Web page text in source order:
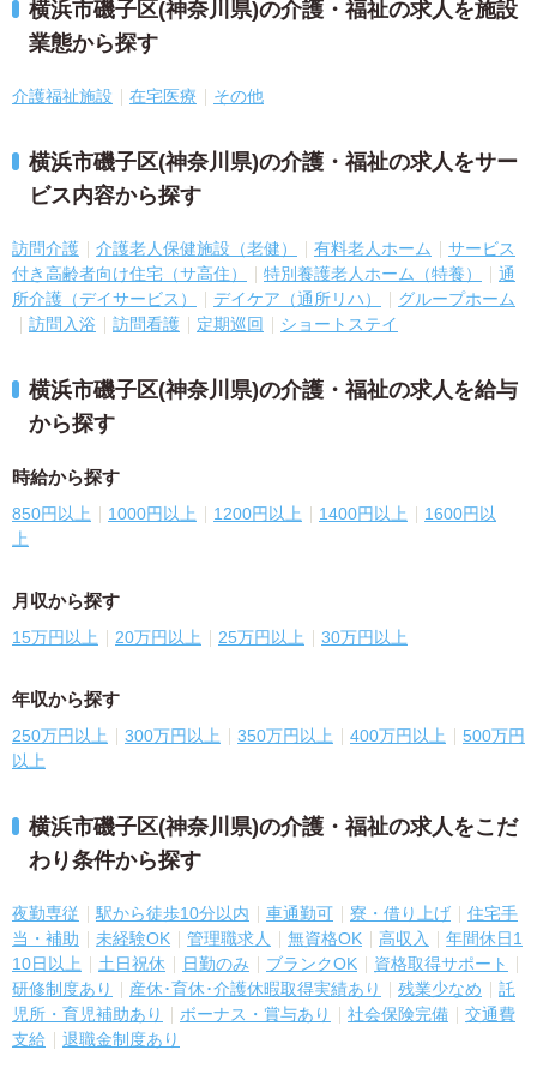
横浜市磯子区(神奈川県)の介護・福祉の求人を施設
業態から探す
介護福祉施設 在宅医療 その他
横浜市磯子区(神奈川県)の介護・福祉の求人をサー
ビス内容から探す
訪問介護 介護老人保健施設（老健） 有料老人ホーム
サービス
付き高齢者向け住宅（サ高住）
特別養護老人ホーム（特養）
通
所介護（デイサービス）
デイケア（通所リハ）
グループホーム
訪問入浴
訪問看護 定期巡回 ショートステイ
横浜市磯子区(神奈川県)の介護・福祉の求人を給与
から探す
時給から探す
850円以上 1000円以上 1200円以上 1400円以上
1600円以
上
月収から探す
15万円以上 20万円以上 25万円以上 30万円以上
年収から探す
250万円以上 300万円以上 350万円以上 400万円以上
500万円
以上
横浜市磯子区(神奈川県)の介護・福祉の求人をこだ
わり条件から探す
夜勤専従 駅から徒歩10分以内 車通勤可 寮・借り上げ
住宅手
当・補助
未経験OK 管理職求人 無資格OK 高収入
年間休日1
10日以上
土日祝休 日勤のみ ブランクOK
資格取得サポート
研修制度あり
産休･育休･介護休暇取得実績あり 残業少なめ
託
児所・育児補助あり
ボーナス・賞与あり 社会保険完備
交通費
支給
退職金制度あり